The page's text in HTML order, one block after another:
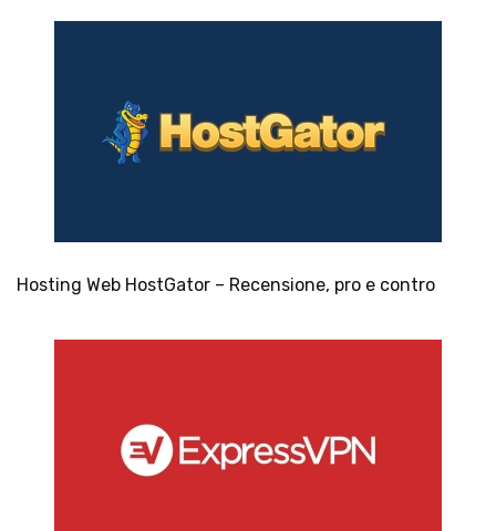
Hosting Web HostGator – Recensione, pro e contro